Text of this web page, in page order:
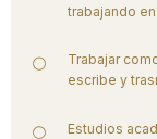
trabajando
Trabajar
escribe y
Estudios